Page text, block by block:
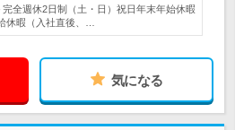
完全週休2日制（土・日）祝日年末年始休暇
休暇（入社直後、…
気になる